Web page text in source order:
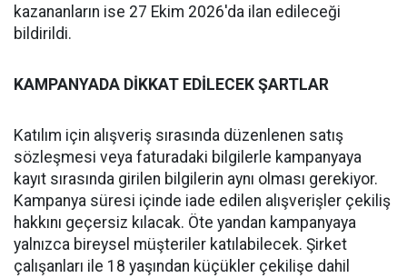
kazananların ise 27 Ekim 2026'da ilan edileceği
bildirildi.
KAMPANYADA DİKKAT EDİLECEK ŞARTLAR
Katılım için alışveriş sırasında düzenlenen satış
sözleşmesi veya faturadaki bilgilerle kampanyaya
kayıt sırasında girilen bilgilerin aynı olması gerekiyor.
Kampanya süresi içinde iade edilen alışverişler çekiliş
hakkını geçersiz kılacak. Öte yandan kampanyaya
yalnızca bireysel müşteriler katılabilecek. Şirket
çalışanları ile 18 yaşından küçükler çekilişe dahil